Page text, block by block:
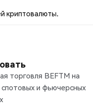
криптовалюты.
торговля BEFTM на
и фьючерсных